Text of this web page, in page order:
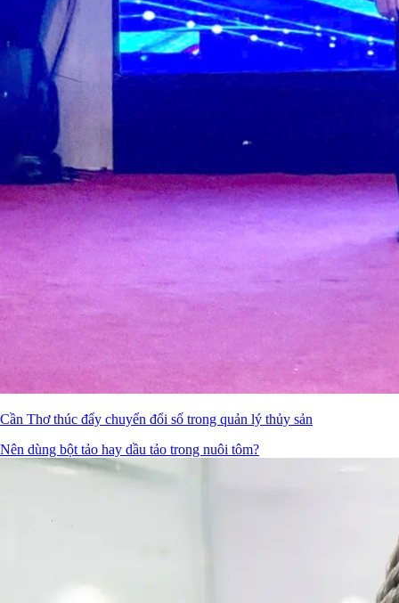
Cần Thơ thúc đẩy chuyển đổi số trong quản lý thủy sản
Nên dùng bột tảo hay dầu tảo trong nuôi tôm?